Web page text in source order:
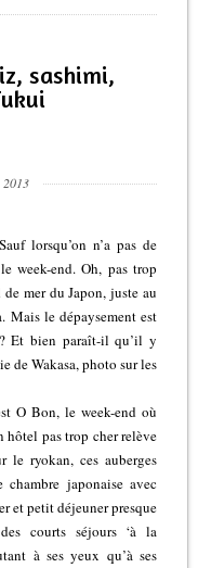
sashimi,
2013
week-end. Oh, pas trop
mer du Japon, juste au
Mais le dépaysement est
Et bien paraît-il qu’il y
de Wakasa, photo sur les
O Bon, le week-end où
hôtel pas trop cher relève
ryokan, ces auberges
japonaise avec
et petit déjeuner presque
courts séjours ‘à la
à ses yeux qu’à ses